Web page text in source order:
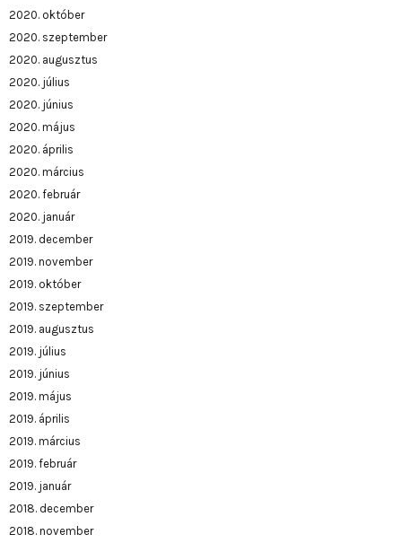
2020. október
2020. szeptember
2020. augusztus
2020. július
2020. június
2020. május
2020. április
2020. március
2020. február
2020. január
2019. december
2019. november
2019. október
2019. szeptember
2019. augusztus
2019. július
2019. június
2019. május
2019. április
2019. március
2019. február
2019. január
2018. december
2018. november